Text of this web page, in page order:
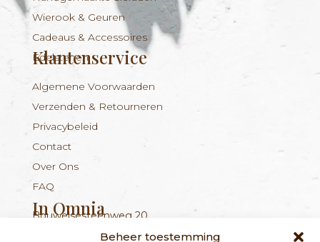
Beheer toestemming
Wierook & Geuren
Cadeaus & Accessoires
Edelstenen
Klantenservice
Algemene Voorwaarden
Verzenden & Retourneren
Privacybeleid
Contact
Over Ons
FAQ
In Omnia
Bouwelsesteenweg 20
BE 1029.893.045
info@inomnia.be
+324 56 96 16 94
Nieuwsbrief